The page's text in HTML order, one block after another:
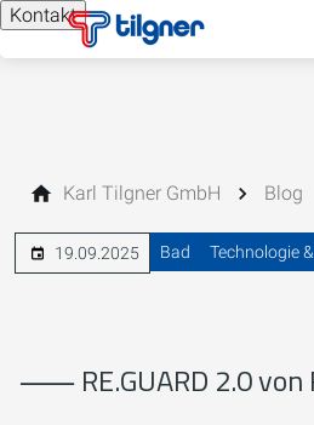
Kontakt
Karl Tilgner GmbH Blog
19.09.2025 Bad Technologie
⸺ RE.GUARD 2.0 von